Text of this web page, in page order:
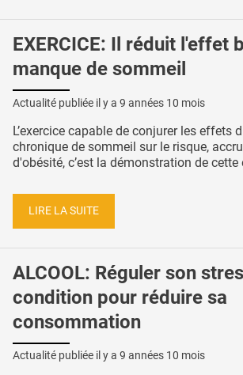
EXERCICE: Il réduit l'effet
manque de sommeil
Actualité publiée il y a 9 années 10 mois
L’exercice capable de conjurer les effets
chronique de sommeil sur le risque,
d'obésité, c’est la démonstration de cette
LIRE LA SUITE
ALCOOL: Réguler son
condition pour réduire sa
consommation
Actualité publiée il y a 9 années 10 mois